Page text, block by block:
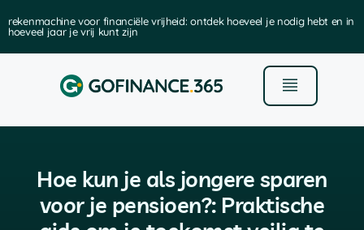
rekenmachine voor financiële vrijheid: ontdek hoeveel je nodig hebt en in
hoeveel jaar je vrij kunt zijn
Hoe kun je als jongere sparen
voor je pensioen?: Praktische